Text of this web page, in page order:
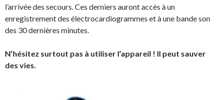
l’arrivée des secours. Ces derniers auront accès à un
enregistrement des électrocardiogrammes et à une bande son
des 30 dernières minutes.
N’hésitez surtout pas à utiliser l’appareil ! Il peut sauver
des vies.